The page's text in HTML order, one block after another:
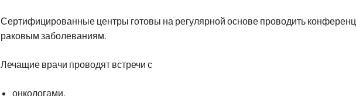
Сертифицированные центры готовы на регулярной основе проводить
раковым заболеваниям.
Лечащие врачи проводят встречи с
онкологами,